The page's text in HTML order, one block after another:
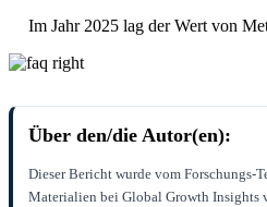
Im Jahr 2025 lag der Wert von
Über den/die Autor(en):
Dieser Bericht wurde vom Forschungs-
Materialien bei Global Growth Insights